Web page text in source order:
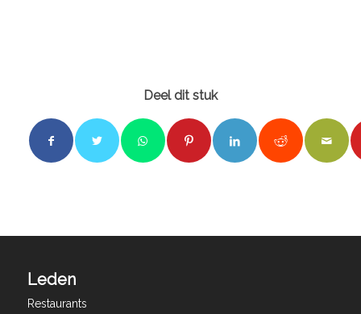
Deel dit stuk
Leden
Restaurants